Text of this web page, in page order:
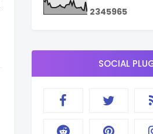
2345965
SOCIAL